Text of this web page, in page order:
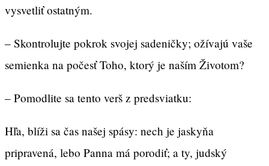
vysvetliť ostatným.
– Skontrolujte pokrok svojej sadeničky; ožívajú vaše
semienka na počesť Toho, ktorý je naším Životom?
– Pomodlite sa tento verš z predsviatku:
Hľa, blíži sa čas našej spásy: nech je jaskyňa
pripravená, lebo Panna má porodiť; a ty, judský